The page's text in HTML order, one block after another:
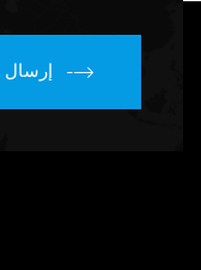
إرسال